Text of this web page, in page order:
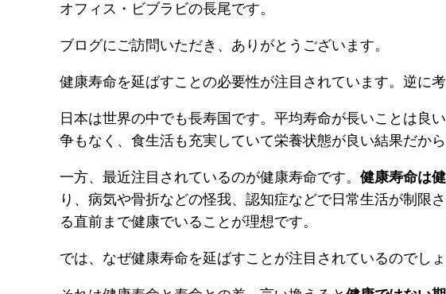
オフィス・ビブラビの長尾です。
ブログにご訪問いただき、ありがとうございます。
健康寿命を延ばすことの必要性が注目されています。逆に
日本は世界の中でも長寿国です。平均寿命が長いことは良
争もなく、食生活も充実していて栄養状態が良い結果だから
一方、最近注目されているのが健康寿命です。健康寿命は
り、病気や骨折などの怪我、認知症などで日常生活が制限
る直前まで健康でいることが理想です。
では、なぜ健康寿命を延ばすことが注目されているのでし